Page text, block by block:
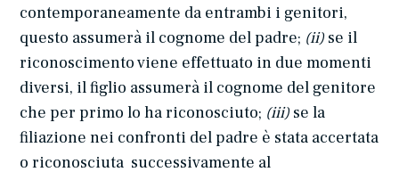
contemporaneamente da entrambi i genitori,
questo assumerà il cognome del padre; (ii)se il
riconoscimento viene effettuato in due momenti
diversi, il figlio assumerà il cognome del genitore
che per primo lo ha riconosciuto; (iii)se la
filiazione nei confronti del padre è stata accertata
o riconosciuta successivamente al